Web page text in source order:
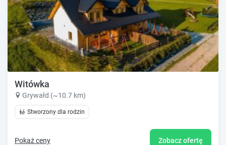
Witówka
Grywałd (~10.7 km)
Stworzony dla rodzin
Pokaż ceny Zobacz ofertę